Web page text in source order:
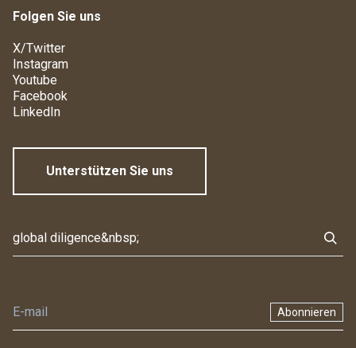
Folgen Sie uns
X/Twitter
Instagram
Youtube
Facebook
LinkedIn
Unterstützen Sie uns
Abonnieren